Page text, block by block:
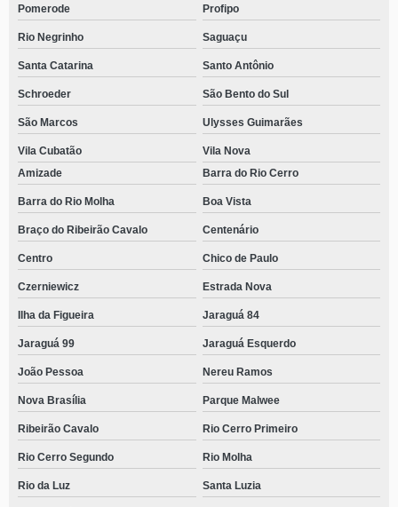
Pomerode Profipo
Rio Negrinho Saguaçu
Santa Catarina Santo Antônio
Schroeder São Bento do Sul
São Marcos Ulysses Guimarães
Vila Cubatão
Vila Nova
Amizade
Barra do Rio Cerro
Barra do Rio Molha Boa Vista
Braço do Ribeirão Cavalo Centenário
Centro Chico de Paulo
Czerniewicz Estrada Nova
Ilha da Figueira Jaraguá 84
Jaraguá 99 Jaraguá Esquerdo
João Pessoa Nereu Ramos
Nova Brasília Parque Malwee
Ribeirão Cavalo Rio Cerro Primeiro
Rio Cerro Segundo Rio Molha
Rio da Luz Santa Luzia